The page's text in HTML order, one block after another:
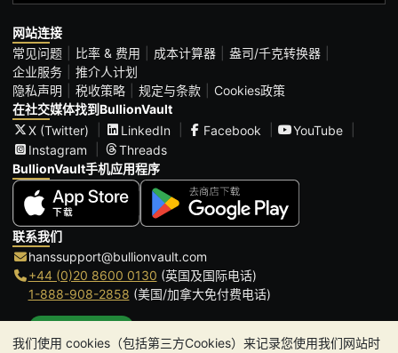
我们使用 cookies（包括第三方Cookies）来记录您使用我们网站时
网站连接
常见问题
比率 & 费用 成本计算器
盎司/千克转换器
企业服务
推介人计划
隐私声明
税收策略 规定与条款
Cookies政策
在社交媒体找到BullionVault
X (Twitter)
LinkedIn Facebook
YouTube
Instagram
Threads
BullionVault手机应用程序
联系我们
hanssupport@bullionvault.com
+44 (0)20 8600 0130 (英国及国际电话)
1-888-908-2858 (美国/加拿大免付费电话)